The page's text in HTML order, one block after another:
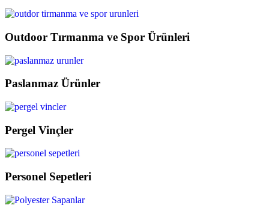
Outdoor Tırmanma ve Spor Ürünleri
Paslanmaz Ürünler
Pergel Vinçler
Personel Sepetleri